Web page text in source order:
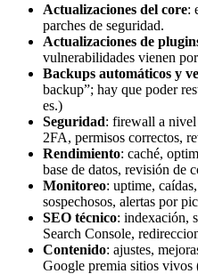
Actualizaciones del core:
parches de seguridad.
Actualizaciones de
vulnerabilidades vienen
Backups automáticos y
backup”; hay que poder
es.)
Seguridad: firewall a nivel
2FA, permisos correctos,
Rendimiento: caché,
base de datos, revisión de
Monitoreo: uptime,
sospechosos, alertas por
SEO técnico: indexación,
Search Console,
Contenido: ajustes,
Google premia sitios vivos